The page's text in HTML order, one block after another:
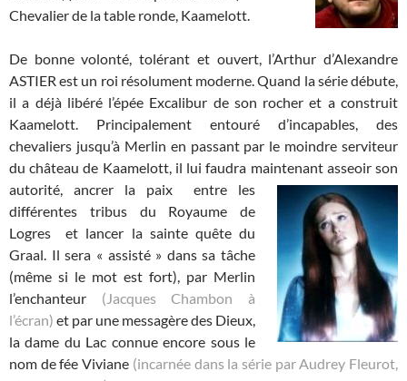
Chevalier de la table ronde, Kaamelott.
De bonne volonté, tolérant et ouvert, l’Arthur d’Alexandre
ASTIER est un roi résolument moderne. Quand la série débute,
il a déjà libéré l’épée Excalibur de son rocher et a construit
Kaamelott. Principalement entouré d’incapables, des
chevaliers jusqu’à Merlin en passant par le moindre serviteur
du château de Kaamelott, il lui faudra maintenant asseoir son
autorité, ancrer la paix
entre les
différentes tribus du Royaume de
Logres et lancer la sainte quête du
Graal. Il sera « assisté » dans sa tâche
(même si le mot est fort), par Merlin
l’enchanteur (Jacques Chambon à
l’écran) et par une messagère des Dieux,
la dame du Lac connue encore sous le
nom de fée Viviane (incarnée dans la série par Audrey Fleurot,